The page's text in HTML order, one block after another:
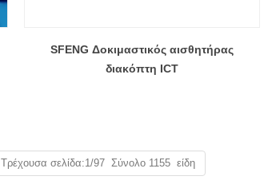
SFENG Δοκιμαστικός αισθητήρας
διακόπτη ICT
Τρέχουσα σελίδα:1/97 Σύνολο 1155 είδη